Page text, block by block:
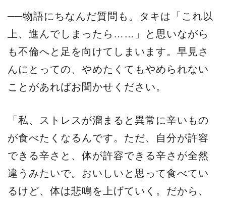
──物語にちなんだ質問も。タキは「これ以
上、進んでしまったら……」と思いながら
も不倫へと足を向けてしまいます。早見さ
んにとっての、やめたくてもやめられない
ことがあればお聞かせください。
「私、ストレスが溜まると異常に辛いもの
が食べたくなるんです。ただ、自分が許容
できる辛さと、体が許容できる辛さが全然
違うみたいで。おいしいと思って食べてい
るけど、体は悲鳴を上げていく。だから、